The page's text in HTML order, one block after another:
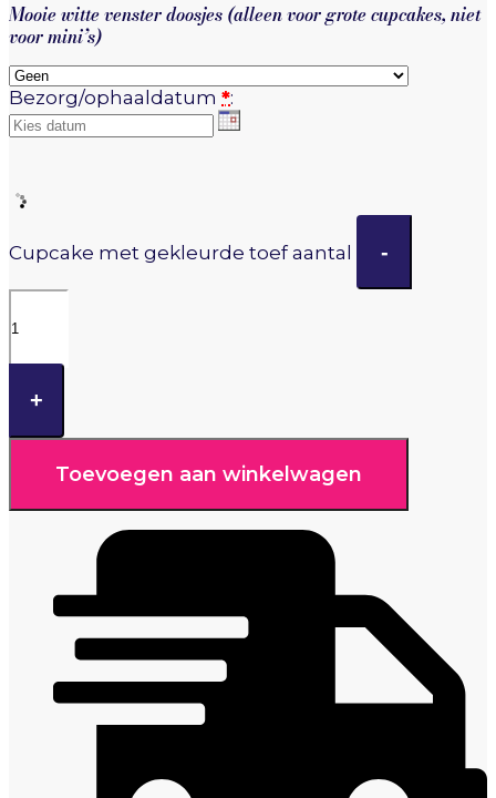
Mooie witte venster doosjes (alleen voor grote cupcakes, niet
voor mini’s)
Bezorg/ophaaldatum *:
Cupcake met gekleurde toef aantal -
+
Toevoegen aan winkelwagen